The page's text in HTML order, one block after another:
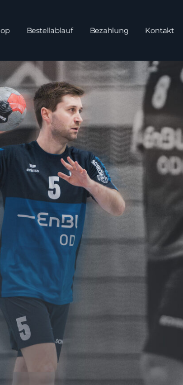
Bestellablauf Bezahlung Kontakt